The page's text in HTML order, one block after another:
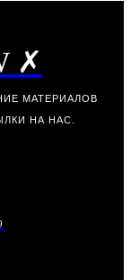
✗
МАТЕРИАЛОВ
НА НАС.